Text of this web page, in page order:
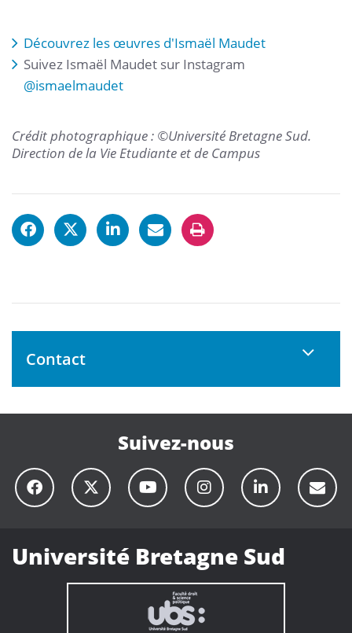
Découvrez les œuvres d'Ismaël Maudet
Suivez Ismaël Maudet sur Instagram
@ismaelmaudet
Crédit photographique : ©Université Bretagne Sud.
Direction de la Vie Etudiante et de Campus
Contact
Suivez-nous
Université Bretagne Sud